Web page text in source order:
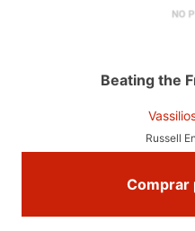
Beating the
Russell